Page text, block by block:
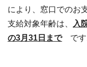
により、窓口でのお
支給対象年齢は、
入
の3月31日までです